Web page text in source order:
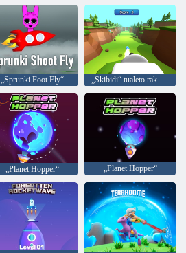
„Sprunki Foot Fly“ „Skibidi“ tualeto raketų paleidimo priemonė
„Planet Hopper“ „Planet Hopper“